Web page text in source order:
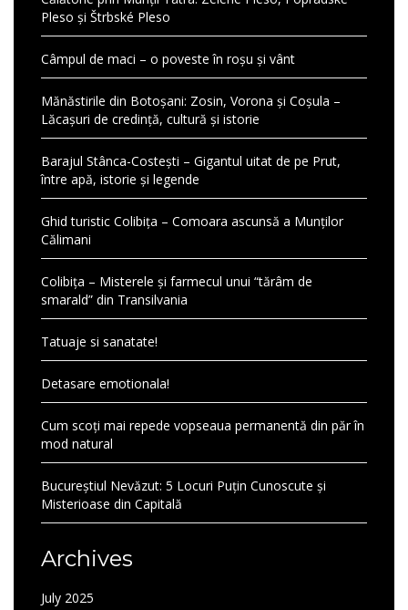
Pleso și Štrbské Pleso
Câmpul de maci – o poveste în roșu și vânt
Mănăstirile din Botoșani: Zosin, Vorona și Coșula –
Lăcașuri de credință, cultură și istorie
Barajul Stânca-Costești – Gigantul uitat de pe Prut,
între apă, istorie și legende
Ghid turistic Colibița – Comoara ascunsă a Munților
Călimani
Colibița – Misterele și farmecul unui “tărâm de
smarald” din Transilvania
Tatuaje si sanatate!
Detasare emotionala!
Cum scoți mai repede vopseaua permanentă din păr în
mod natural
Bucureștiul Nevăzut: 5 Locuri Puțin Cunoscute și
Misterioase din Capitală
Archives
July 2025